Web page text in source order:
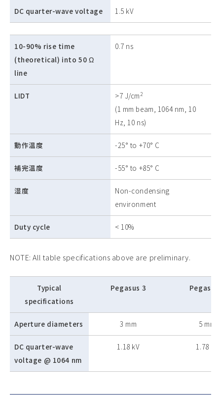
DC quarter-wave voltage 1.5 kV
10-90% rise time
(theoretical) into 50 Ω
line
0.7 ns
LIDT >7 J/cm2
(1 mm beam, 1064 nm, 10
Hz, 10 ns)
動作温度 -25° to +70° C
補完温度 -55° to +85° C
湿度
Non-condensing
environment
Duty cycle < 10%
NOTE: All table specifications above are preliminary.
Typical
specifications
Pegasus 3 Pegasus
Aperture diameters 3 mm 5 mm
DC quarter-wave
voltage @ 1064 nm
1.18 kV 1.78 kV